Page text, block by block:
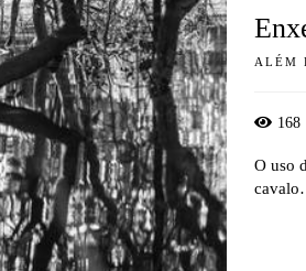
ALÉM
168
O uso